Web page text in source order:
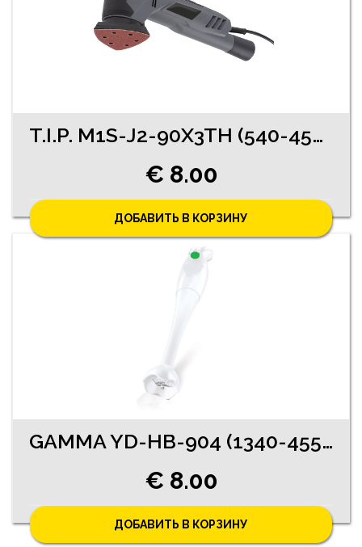
T.I.P. M1S-J2-90X3TH (540-4553)
€ 8.00
ДОБАВИТЬ В КОРЗИНУ
GAMMA YD-HB-904 (1340-4553)
€ 8.00
ДОБАВИТЬ В КОРЗИНУ